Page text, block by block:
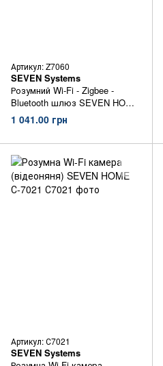
Артикул: Z7060
SEVEN Systems
Розумний Wi-Fi - Zigbee -
Bluetooth шлюз SEVEN HOME
Z-7060
1 041.00 грн
Артикул: С7021
SEVEN Systems